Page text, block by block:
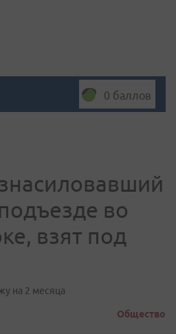
0 баллов
во
взят под
на 2 месяца
Общество